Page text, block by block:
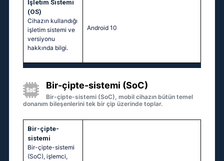
İşletim Sistemi
(OS)
Cihazın kullandığı
işletim sistemi ve
versiyonu
hakkında bilgi.
Android 10
Bir-çipte-sistemi (SoC)
Bir-çipte-sistemi (SoC), mobil cihazın bütün temel
donanım bileşenlerini tek bir çip üzerinde toplar.
Bir-çipte-
sistemi
Bir-çipte-sistemi
(SoC), işlemci,